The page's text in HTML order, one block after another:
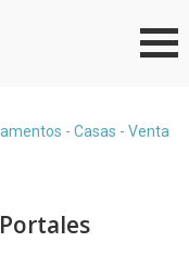
- Casas - Venta